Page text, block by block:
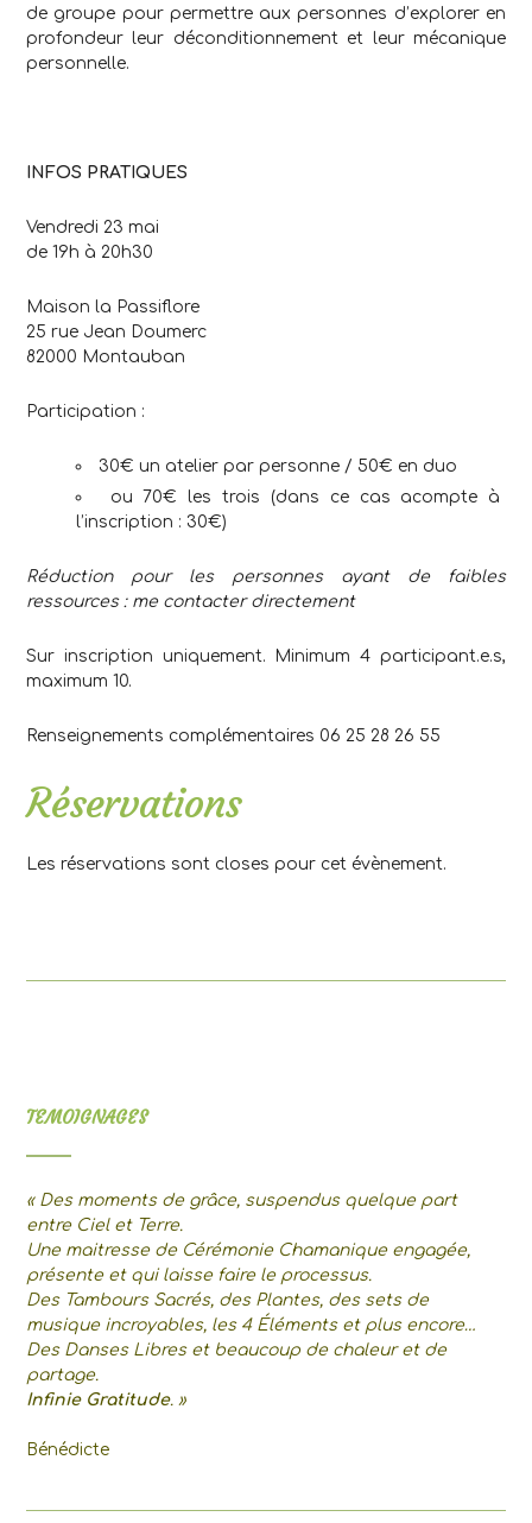
de groupe pour permettre aux personnes d’explorer en
profondeur leur déconditionnement et leur mécanique
personnelle.
INFOS PRATIQUES
Vendredi 23 mai
de 19h à 20h30
Maison la Passiflore
25 rue Jean Doumerc
82000 Montauban
Participation :
30€ un atelier par personne / 50€ en duo
ou 70€ les trois (dans ce cas acompte à
l’inscription : 30€)
Réduction pour les personnes ayant de faibles
ressources : me contacter directement.
Sur inscription uniquement. Minimum 4 participant.e.s,
maximum 10.
Renseignements complémentaires 06 25 28 26 55
Réservations
Les réservations sont closes pour cet évènement.
TEMOIGNAGES
« Des moments de grâce, suspendus quelque part
entre Ciel et Terre.
Une maitresse de Cérémonie Chamanique engagée,
présente et qui laisse faire le processus.
Des Tambours Sacrés, des Plantes, des sets de
musique incroyables, les 4 Éléments et plus encore…
Des Danses Libres et beaucoup de chaleur et de
partage.
Infinie Gratitude. »
Bénédicte